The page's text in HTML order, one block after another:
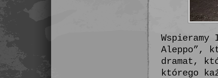
Aleppo”,
dramat,
którego